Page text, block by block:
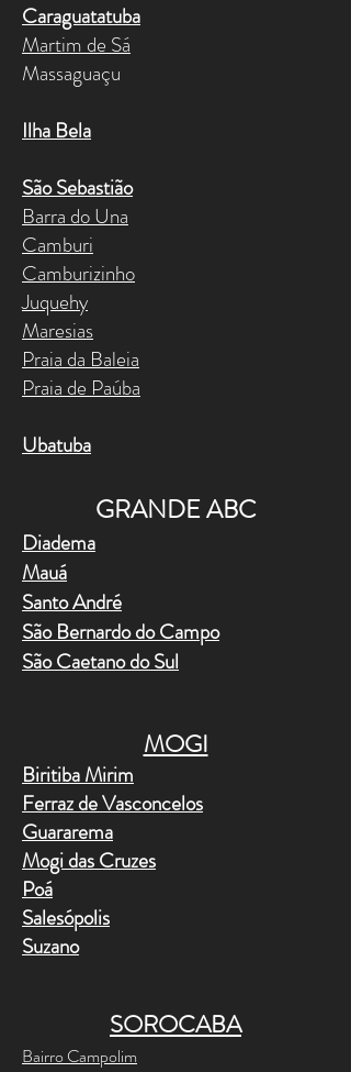
Caraguatatuba
Martim de Sá
Massaguaçu
Ilha Bela
São Sebastião
Barra do Una
Camburi
Camburizinho
Juquehy
Maresias
Praia da Baleia
Praia de Paúba
Ubatuba
GRANDE ABC
Diadema
Mauá
Santo André
São Bernardo do Campo
São Caetano do Sul
MOGI
Biritiba Mirim
Ferraz de Vasconcelos
Guararema
Mogi das Cruzes
Poá
Salesópolis
Suzano
SOROCABA
Bairro Campolim